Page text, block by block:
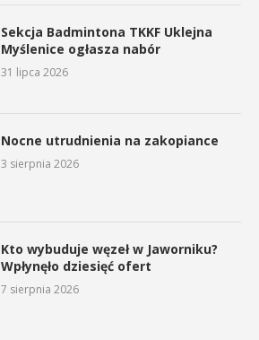
Sekcja Badmintona TKKF Uklejna
Myślenice ogłasza nabór
31 lipca 2026
Nocne utrudnienia na zakopiance
3 sierpnia 2026
Kto wybuduje węzeł w Jaworniku?
Wpłynęło dziesięć ofert
7 sierpnia 2026